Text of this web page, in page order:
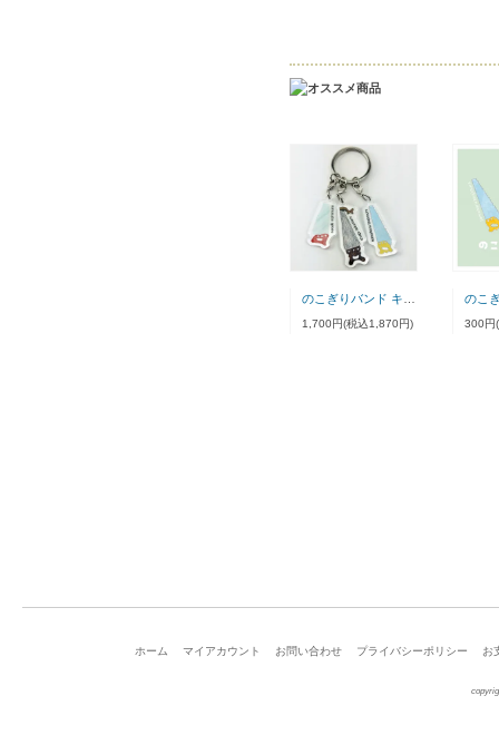
1,700円(税込1,870円) 300円
ホーム マイアカウント お問い合わせ プライバシーポリシー お